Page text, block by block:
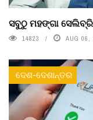
ସବୁଠୁ ମହଙ୍ଗା
14823 AUG 06,
ଦେଶ-ଦେଶାନ୍ତର